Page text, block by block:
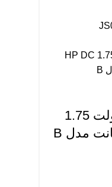
موتور تردمیل 180 ولت 1.75